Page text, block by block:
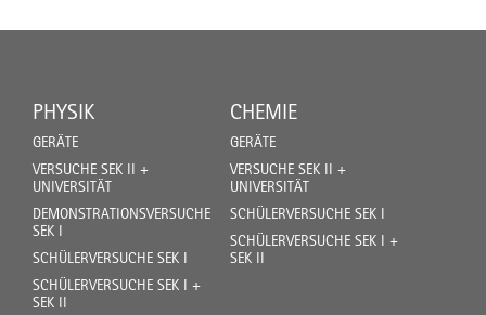
PHYSIK
GERÄTE
VERSUCHE SEK II +
UNIVERSITÄT
DEMONSTRATIONSVERSUCHE
SEK I
SCHÜLERVERSUCHE SEK I
SCHÜLERVERSUCHE SEK I +
SEK II
CHEMIE
GERÄTE
VERSUCHE SEK II +
UNIVERSITÄT
SCHÜLERVERSUCHE SEK I
SCHÜLERVERSUCHE SEK I +
SEK II